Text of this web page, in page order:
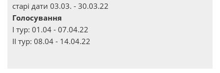
старі дати 03.03. - 30.03.22
Голосування
І тур: 01.04 - 07.04.22
ІІ тур: 08.04 - 14.04.22